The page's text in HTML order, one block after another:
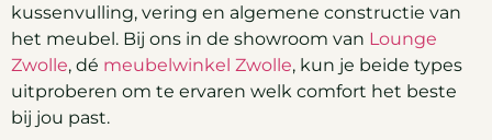
kussenvulling, vering en algemene constructie van
het meubel. Bij ons in de showroom van Lounge
Zwolle, dé meubelwinkel Zwolle, kun je beide types
uitproberen om te ervaren welk comfort het beste
bij jou past.